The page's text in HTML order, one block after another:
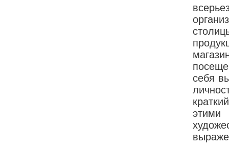
себя